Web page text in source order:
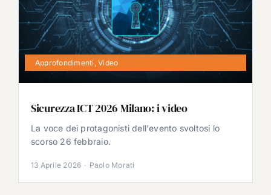
Approfondimenti ,Video
Sicurezza ICT 2026 Milano: i video
La voce dei protagonisti dell'evento svoltosi lo
scorso 26 febbraio.
13 Aprile 2026 · Paolo Morati